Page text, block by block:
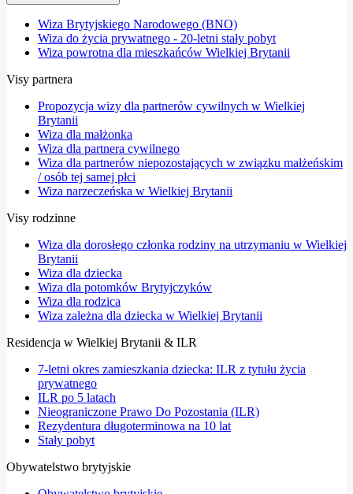
Wiza Brytyjskiego Narodowego (BNO)
Wiza do życia prywatnego - 20-letni stały pobyt
Wiza powrotna dla mieszkańców Wielkiej Brytanii
Visy partnera
Propozycja wizy dla partnerów cywilnych w Wielkiej
Brytanii
Wiza dla małżonka
Wiza dla partnera cywilnego
Wiza dla partnerów niepozostających w związku małżeńskim
/ osób tej samej płci
Wiza narzeczeńska w Wielkiej Brytanii
Visy rodzinne
Wiza dla dorosłego członka rodziny na utrzymaniu w Wielkiej
Brytanii
Wiza dla dziecka
Wiza dla potomków Brytyjczyków
Wiza dla rodzica
Wiza zależna dla dziecka w Wielkiej Brytanii
Residencja w Wielkiej Brytanii & ILR
7-letni okres zamieszkania dziecka: ILR z tytułu życia
prywatnego
ILR po 5 latach
Nieograniczone Prawo Do Pozostania (ILR)
Rezydentura długoterminowa na 10 lat
Stały pobyt
Obywatelstwo brytyjskie